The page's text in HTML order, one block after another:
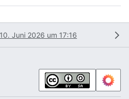
Juni 2026 um 17:16